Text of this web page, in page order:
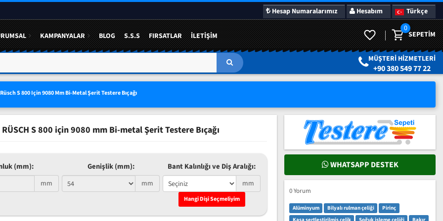
Hesap Numaralarımız Hesabım Türkçe
KAMPANYALAR BLOG S.S.S FIRSATLAR İLETIŞIM
0
SEPETIM
MÜŞTERI HIZMETLERI
+90 380 549 77 22
Rüsch S 800 Için 9080 Mm Bi-Metal Şerit Testere Bıçağı
RÜSCH S 800 için 9080 mm Bi-metal Şerit Testere Bıçağı
(mm):
mm
Genişlik (mm):
mm
Bant Kalınlığı ve Diş Aralığı:
mm
Hangi Dişi Seçmeliyim
WHATSAPP DESTEK
0 Yorum
Alüminyum Bilyalı rulman çeliği
Pirinç
YÜZDE 50 YE VARAN 3 LÜ SETLERDE AVANTAJLI FIYATLAR SÜRPRIZ KAMPANYALAR